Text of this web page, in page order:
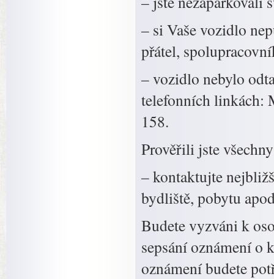
– si Vaše vozidlo
přátel,
– vozidlo nebylo
telefonních linkách:
158.
Prověřili jste
– kontaktujte
bydliště, pobytu
Budete vyzváni k
sepsání oznámení o
oznámení budete